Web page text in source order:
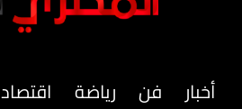
أخبار فن رياضة اقتصاد